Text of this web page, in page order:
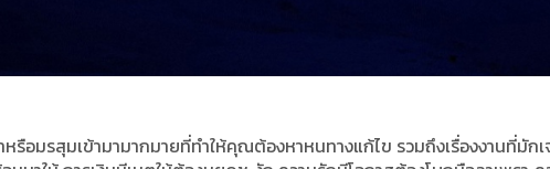
รือมรสุมเข้ามามากมายที่ทำให้คุณต้องหาหนทางแก้ไข รวมถึงเรื่องงานที่มักเ